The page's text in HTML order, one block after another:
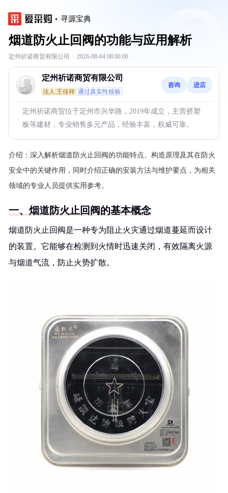
寻源宝典
烟道防火止回阀的功能与应用解析
定州祈诺商贸有限公司 · 2026-08-04 08:00:00
定州祈诺商贸有限公司
法人:王佳祥 通过真实性核验
咨询 进店
定州祈诺商贸位于定州市兴华路，2019年成立，主营挤塑
板等建材，专业销售多元产品，经验丰富，权威可靠。
介绍： 深入解析烟道防火止回阀的功能特点、构造原理及其在防火
安全中的关键作用，同时介绍正确的安装方法与维护要点，为相关
领域的专业人员提供实用参考。
一、烟道防火止回阀的基本概念
烟道防火止回阀是一种专为阻止火灾通过烟道蔓延而设计
的装置。它能够在检测到火情时迅速关闭，有效隔离火源
与烟道气流，防止火势扩散。